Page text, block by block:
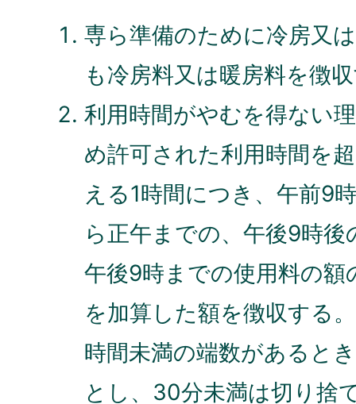
専ら準備のために冷房又
も冷房料又は暖房料を徴
利用時間がやむを得ない
め許可された利用時間を
える1時間につき、午前9
ら正午までの、午後9時
午後9時までの使用料の額
を加算した額を徴収する
時間未満の端数があると
とし、30分未満は切り捨